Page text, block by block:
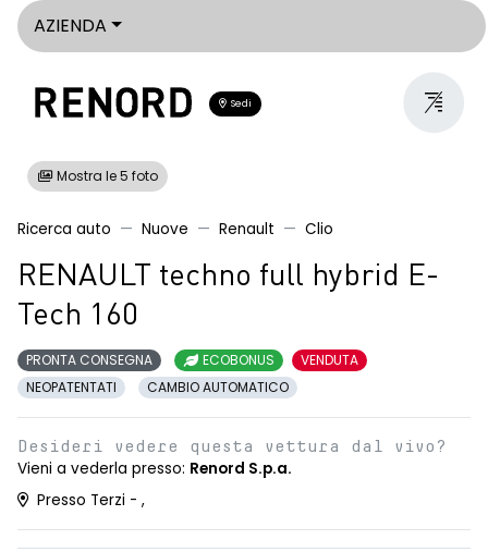
AZIENDA
Sedi
Mostra le 5 foto
Ricerca auto Nuove Renault Clio
RENAULT techno full hybrid E-
Tech 160
PRONTA CONSEGNA ECOBONUS
VENDUTA
NEOPATENTATI
CAMBIO AUTOMATICO
Desideri vedere questa vettura dal vivo?
Vieni a vederla presso: Renord S.p.a.
Presso Terzi - ,